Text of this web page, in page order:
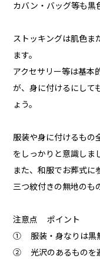
カバン・バッグ等も黒
ストッキングは肌色ま
ます。
アクセサリー等は基本
が、身に付けるにして
ょう。
服装や身に付けるもの
をしっかりと意識しま
また、和服でお葬式に
三つ紋付きの無地のも
注意点 ポイント
① 服装・身なりは黒
② 光沢のあるものを